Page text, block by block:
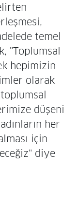
temel
"Toplumsal
hepimizin
olarak
düşeni
her
için
diye